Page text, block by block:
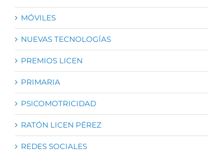
MÓVILES
NUEVAS TECNOLOGÍAS
PREMIOS LICEN
PRIMARIA
PSICOMOTRICIDAD
RATÓN LICEN PÉREZ
REDES SOCIALES